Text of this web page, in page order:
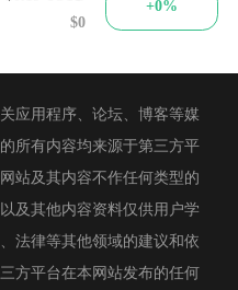
$0
+0%
应用程序、论坛、博客等媒
所有内容均来源于第三方平
站及其内容不作任何类型的
及其他内容资料仅供用户学
法律等其他领域的建议和依
方平台在本网站发布的任何